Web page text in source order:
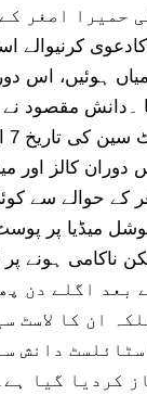
جانے والی حمیرا
گمشدگی کادعوی
کے فون پر 5 فروری کے بعد
مقصود نے
کالز اور
حوالے سے
میڈیا پر
کو پوسٹ لگانے کے
ان کا لاسٹ
دانش
کردیا گیا